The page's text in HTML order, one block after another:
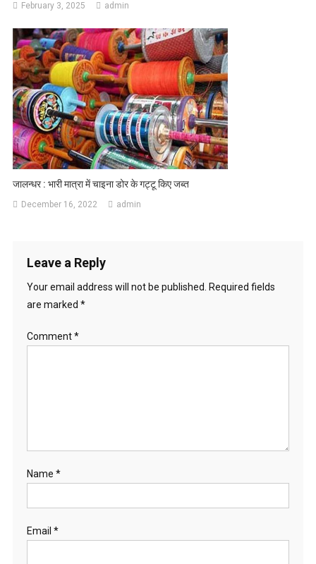
February 3, 2025 admin
जालन्धर : भारी मात्रा में चाइना डोर के गट्टू किए जब्त
December 16, 2022 admin
Leave a Reply
Your email address will not be published. Required fields
are marked *
Comment*
Name *
Email *